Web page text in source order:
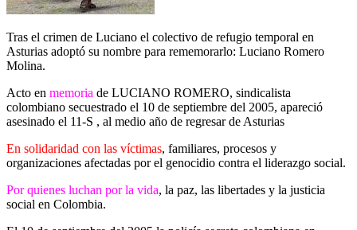
Tras el crimen de Luciano el colectivo de refugio temporal en
Asturias adoptó su nombre para rememorarlo: Luciano Romero
Molina.
Acto en memoria de LUCIANO ROMERO, sindicalista
colombiano secuestrado el 10 de septiembre del 2005, apareció
asesinado el 11-S , al medio año de regresar de Asturias
En solidaridad con las víctimas, familiares, procesos y
organizaciones afectadas por el genocidio contra el liderazgo social.
Por quienes luchan por la vida, la paz, las libertades y la justicia
social en Colombia.